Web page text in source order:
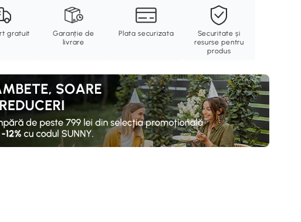
gratuit
Garanție de
livrare
Plata securizata
Securitate și
resurse pentru
produs